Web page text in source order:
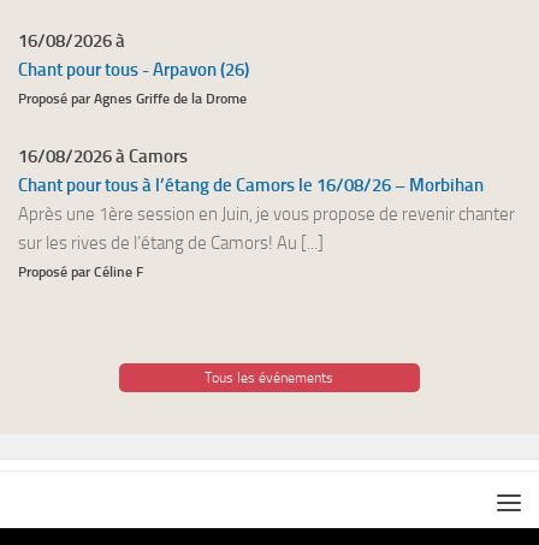
16/08/2026 à
Chant pour tous - Arpavon (26)
Proposé par Agnes Griffe de la Drome
16/08/2026 à Camors
Chant pour tous à l’étang de Camors le 16/08/26 – Morbihan
Après une 1ère session en Juin, je vous propose de revenir chanter
sur les rives de l’étang de Camors! Au [...]
Proposé par Céline F
Tous les événements